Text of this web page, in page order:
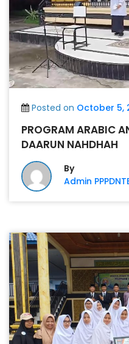
Posted on October 5,
PROGRAM ARABIC
DAARUN NAHDHAH
By
Admin